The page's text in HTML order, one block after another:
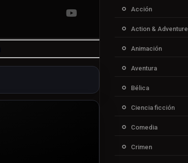
Acción
Action & Adventure
Animación
Aventura
Bélica
Ciencia ficción
Comedia
Crimen